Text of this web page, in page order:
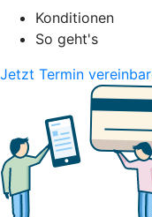
Konditionen
So geht's
Jetzt Termin